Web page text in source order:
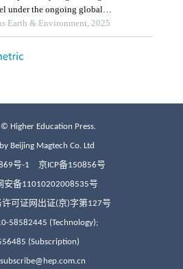
Higher Education Press.
Beijing Magtech Co. Ltd
号-1 京ICP备150856号
安备11010202008535号
许可证网出证(京)字第127号
58582445 (Technology);
(Subscription)